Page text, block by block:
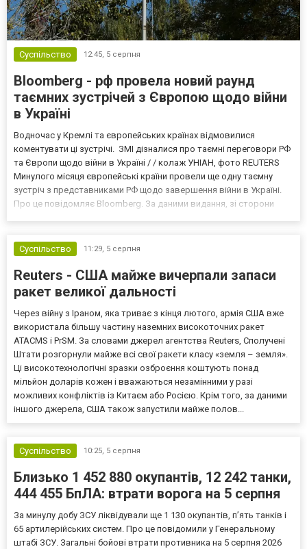
Суспільство 12:45, 5 серпня
Bloomberg - рф провела новий раунд
таємних зустрічей з Європою щодо війни
в Україні
Водночас у Кремлі та європейських країнах відмовилися
коментувати ці зустрічі. ЗМІ дізналися про таємні переговори РФ
та Європи щодо війни в Україні / / колаж УНІАН, фото REUTERS
Минулого місяця європейські країни провели ще одну таємну
зустріч з представниками РФ щодо завершення війни в Україні.
Про це повідомляє Bloomberg. За даними видання, зі сторони
Суспільство
11:29, 5 серпня
Reuters - США майже вичерпали запаси
ракет великої дальності
Через війну з Іраном, яка триває з кінця лютого, армія США вже
використала більшу частину наземних високоточних ракет
ATACMS і PrSM. За словами джерел агентства Reuters, Сполучені
Штати розгорнули майже всі свої ракети класу «земля – земля».
Ці високотехнологічні зразки озброєння коштують понад
мільйон доларів кожен і вважаються незамінними у разі
можливих конфліктів із Китаєм або Росією. Крім того, за даними
іншого джерела, США також запустили майже полов...
Суспільство 10:25, 5 серпня
Близько 1 452 880 окупантів, 12 242 танки,
444 455 БпЛА: втрати ворога на 5 серпня
За минулу добу ЗСУ ліквідували ще 1 130 окупантів, пʼять танків і
65 артилерійських систем. Про це повідомили у Генеральному
штабі ЗСУ. Загальні бойові втрати противника на 5 серпня 2026